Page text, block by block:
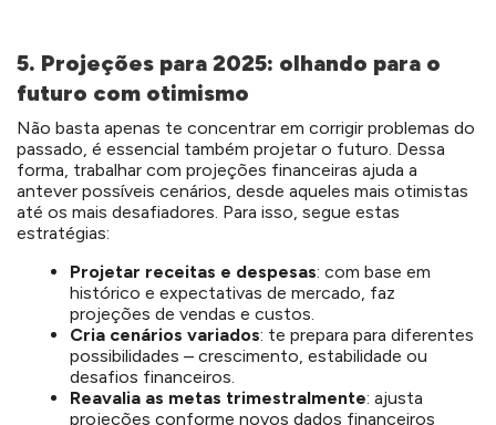
5. Projeções para 2025: olhando para o
futuro com otimismo
Não basta apenas te concentrar em corrigir problemas do
passado, é essencial também projetar o futuro. Dessa
forma, trabalhar com projeções financeiras ajuda a
antever possíveis cenários, desde aqueles mais otimistas
até os mais desafiadores. Para isso, segue estas
estratégias:
Projetar receitas e despesas: com base em
histórico e expectativas de mercado, faz
projeções de vendas e custos.
Cria cenários variados: te prepara para diferentes
possibilidades – crescimento, estabilidade ou
desafios financeiros.
Reavalia as metas trimestralmente: ajusta
projeções conforme novos dados financeiros